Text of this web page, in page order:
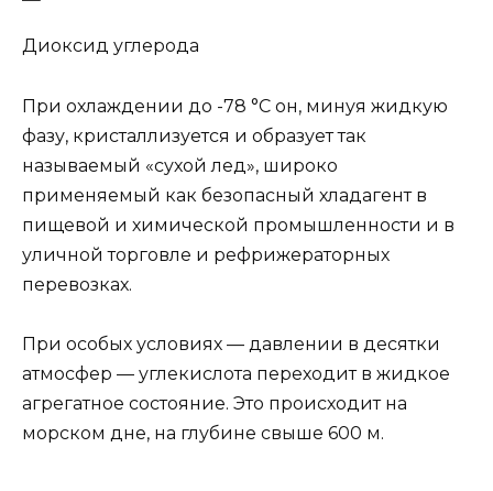
Диоксид углерода
При охлаждении до -78 °С он, минуя жидкую
фазу, кристаллизуется и образует так
называемый «сухой лед», широко
применяемый как безопасный хладагент в
пищевой и химической промышленности и в
уличной торговле и рефрижераторных
перевозках.
При особых условиях — давлении в десятки
атмосфер — углекислота переходит в жидкое
агрегатное состояние. Это происходит на
морском дне, на глубине свыше 600 м.